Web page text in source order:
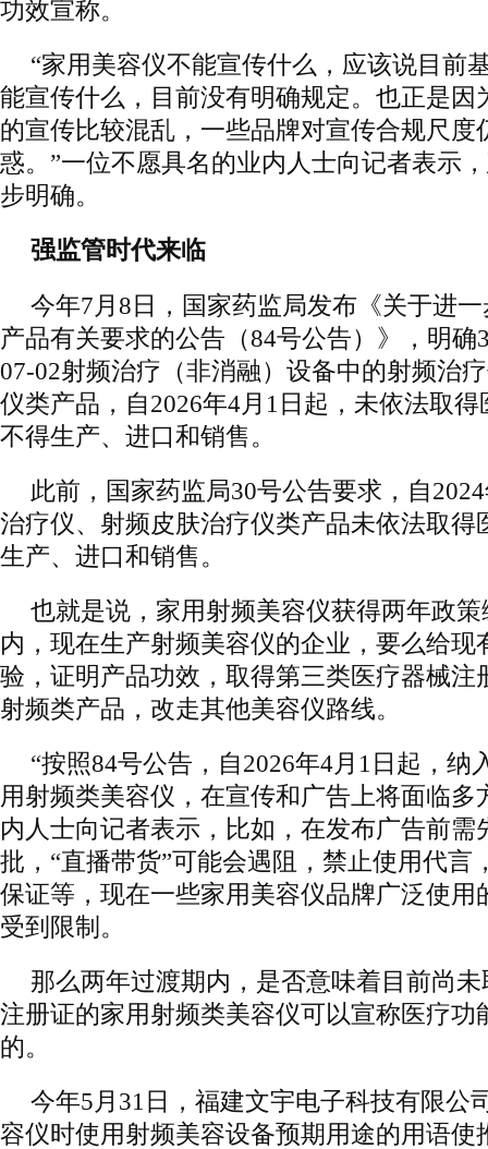
功效宣称。
“家用美容仪不能宣传什么，应该说目前
能宣传什么，目前没有明确规定。也正是因
的宣传比较混乱，一些品牌对宣传合规尺度
惑。”一位不愿具名的业内人士向记者表示
步明确。
强监管时代来临
今年7月8日，国家药监局发布《关于进
产品有关要求的公告（84号公告）》，明确
07-02射频治疗（非消融）设备中的射频治
仪类产品，自2026年4月1日起，未依法取
不得生产、进口和销售。
此前，国家药监局30号公告要求，自
治疗仪、射频皮肤治疗仪类产品未依法取得
生产、进口和销售。
也就是说，家用射频美容仪获得两年政
内，现在生产射频美容仪的企业，要么给现
验，证明产品功效，取得第三类医疗器械注
射频类产品，改走其他美容仪路线。
“按照84号公告，自2026年4月1日起，纳
用射频类美容仪，在宣传和广告上将面临多
内人士向记者表示，比如，在发布广告前需
批，“直播带货”可能会遇阻，禁止使用代言
保证等，现在一些家用美容仪品牌广泛使用
受到限制。
那么两年过渡期内，是否意味着目前尚
注册证的家用射频类美容仪可以宣称医疗功
的。
今年5月31日，福建文宇电子科技有限公
容仪时使用射频美容设备预期用途的用语使